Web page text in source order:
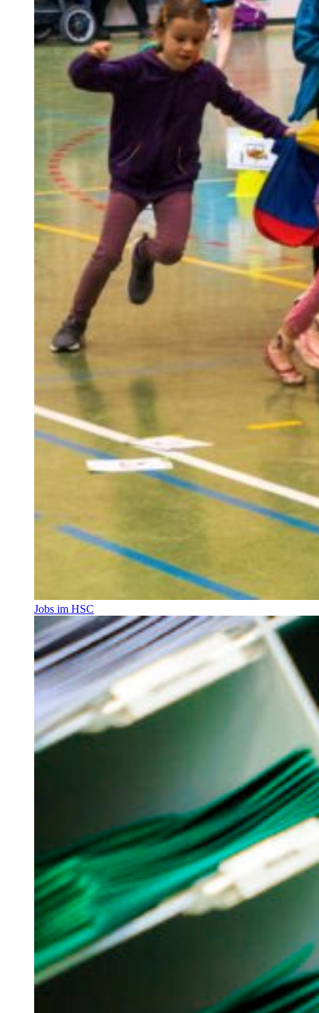
Jobs im HSC